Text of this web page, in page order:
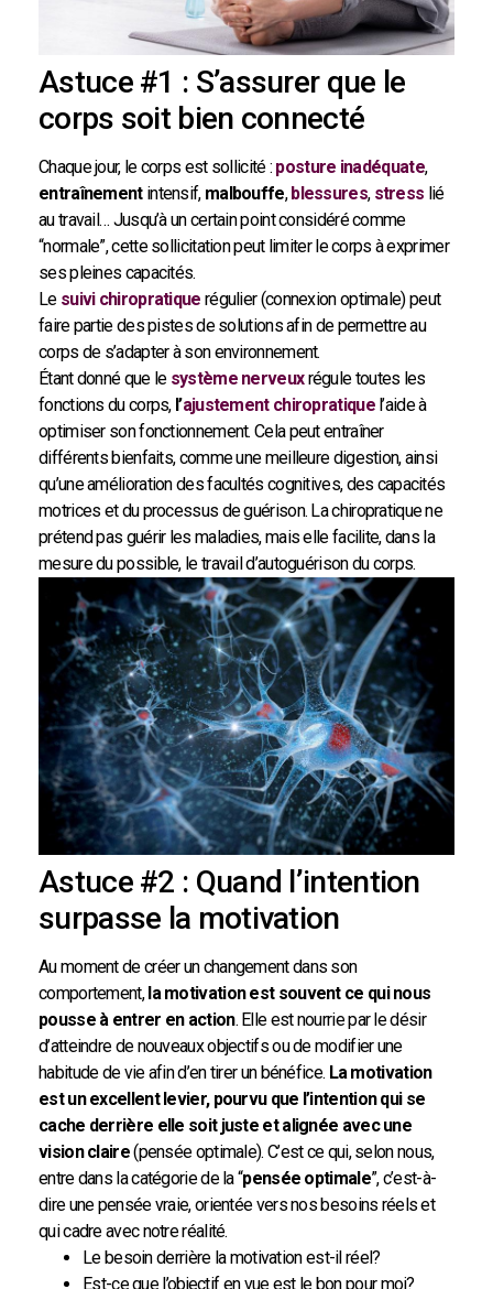
Astuce #1 : S’assurer que le
corps soit bien connecté
Chaque jour, le corps est sollicité : posture inadéquate,
entraînementintensif, malbouffe,blessures, stress lié
au travail… Jusqu’à un certain point considéré comme
“normale”, cette sollicitation peut limiter le corps à exprimer
ses pleines capacités.
Le suivi chiropratique régulier (connexion optimale) peut
faire partie des pistes de solutions afin de permettre au
corps de s’adapter à son environnement.
Étant donné que le système nerveuxrégule toutes les
fonctions du corps, l’ajustement chiropratiquel’aide à
optimiser son fonctionnement. Cela peut entraîner
différents bienfaits, comme une meilleure digestion, ainsi
qu’une amélioration des facultés cognitives, des capacités
motrices et du processus de guérison. La chiropratique ne
prétend pas guérir les maladies, mais elle facilite, dans la
mesure du possible, le travail d’autoguérison du corps.
Astuce #2 : Quand l’intention
surpasse la motivation
Au moment de créer un changement dans son
comportement,la motivation est souvent ce qui nous
pousse à entrer en action. Elle est nourrie par le désir
d’atteindre de nouveaux objectifs ou de modifier une
habitude de vie afin d’en tirer un bénéfice. La motivation
est un excellent levier, pourvu que l’intention qui se
cache derrière elle soit juste et alignée avec une
vision claire(pensée optimale). C’est ce qui, selon nous,
entre dans la catégorie de la “pensée optimale”, c’est-à-
dire une pensée vraie, orientée vers nos besoins réels et
qui cadre avec notre réalité.
Le besoin derrière la motivation est-il réel?
Est-ce que l’objectif en vue est le bon pour moi?